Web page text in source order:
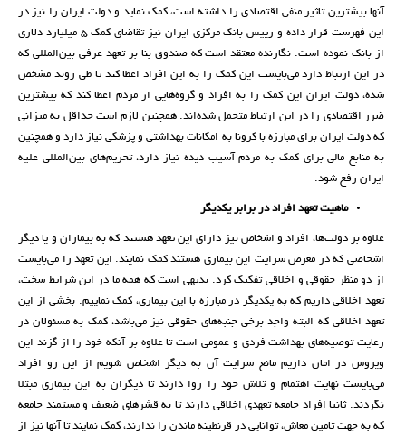
آنها بیشترین تاثیر منفی اقتصادی را داشته است، کمک نماید و دولت ایران را نیز در
این فهرست قرار داده و رییس بانک مرکزی ایران نیز تقاضای کمک 5 میلیارد دلاری
از بانک نموده است. نگارنده معتقد است که صندوق بنا بر تعهد عرفی بین‌المللی که
در این ارتباط دارد می‌بایست این کمک را به این افراد اعطا کند تا طی روند مشخص
شده، دولت ایران این کمک را به افراد و گروه‌هایی از مردم اعطا کند که بیشترین
ضرر اقتصادی را در این ارتباط متحمل شده‌اند. همچنین لازم است حداقل به میزانی
که دولت ایران برای مبارزه با کرونا به امکانات بهداشتی و پزشکی نیاز دارد و همچنین
به منابع مالی برای کمک به مردم آسیب دیده نیاز دارد، تحریم‌های بین‌المللی علیه
ایران رفع شود.
ماهیت تعهد افراد در برابر یکدیگر
علاوه بر دولت‌ها، افراد و اشخاص نیز دارای این تعهد هستند که به بیماران و یا دیگر
اشخاصی که در معرض سرایت این بیماری هستند کمک نمایند. این تعهد را می‌بایست
از دو منظر حقوقی و اخلاقی تفکیک کرد. بدیهی است که همه ما در این شرایط سخت،
تعهد اخلاقی داریم که به یکدیگر در مبارزه با این بیماری، کمک نماییم. بخشی از این
تعهد اخلاقی که البته واجد برخی جنبه‌های حقوقی نیز می‌باشد، کمک به مسئولان در
رعایت توصیه‌های بهداشت فردی و عمومی است تا علاوه بر آنکه خود را از گزند این
ویروس در امان داریم مانع سرایت آن به دیگر اشخاص شویم از این رو افراد
می‌بایست نهایت اهتمام و تلاش خود را روا دارند تا دیگران به این بیماری مبتلا
نگردند. ثانیا افراد جامعه تعهدی اخلاقی دارند تا به قشرهای ضعیف و مستمند جامعه
که به جهت تامین معاش، توانایی در قرنطینه ماندن را ندارند، کمک نمایند تا آنها نیز از